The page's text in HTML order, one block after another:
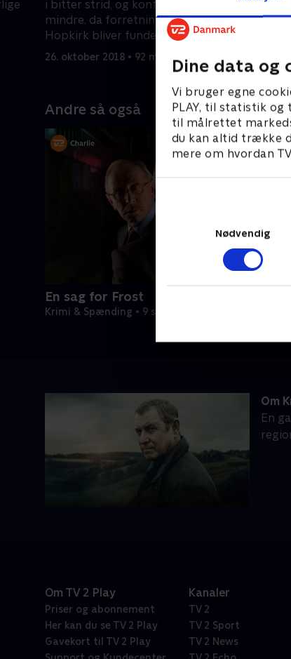
Dine data og
Vi bruger egne
PLAY, til statistik
til målrettet
du kan altid trække
mere om hvordan
Nødvendig
i bitter strid, og konflikten bliver ikke
mindre, da forretningsmanden Frank
Hopkirk bliver fundet død.
26. oktober 2018 • 92 min 2.
Andre så også
En sag for Frost
Krimi & Spænding • 9 sæsoner
Om
En
Om TV 2 Play
Priser og abonnement
Her kan du se TV 2 Play
Gavekort til TV 2 Play
Kanaler
TV 2
TV 2 Sport
TV 2 News